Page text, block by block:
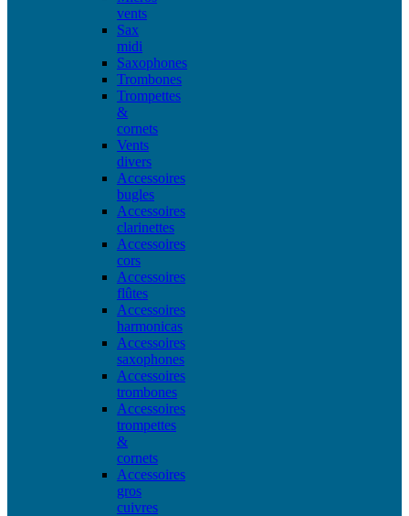
vents
Sax
midi
Saxophones
Trombones
Trompettes
&
cornets
Vents
divers
Accessoires
bugles
Accessoires
clarinettes
Accessoires
cors
Accessoires
flûtes
Accessoires
harmonicas
Accessoires
saxophones
Accessoires
trombones
Accessoires
trompettes
&
cornets
Accessoires
gros
cuivres